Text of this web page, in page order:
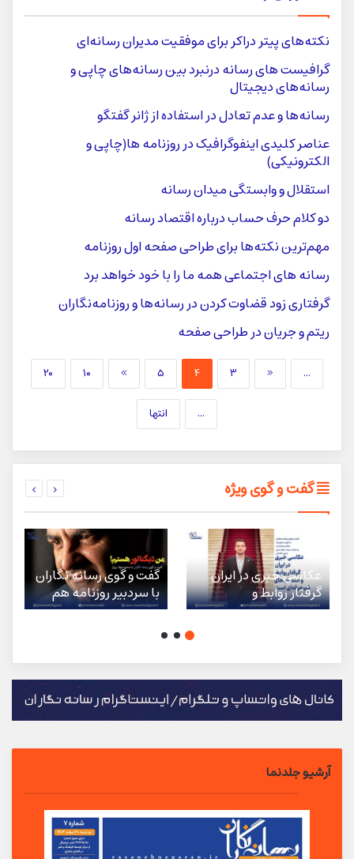
نکته‌های پیتر دراکر برای موفقیت مدیران رسانه‌ای
گرافیست های رسانه درنبرد بین رسانه‌های چاپی و
رسانه‌های دیجیتال
رسانه‌ها و عدم تعادل در استفاده از ژانر گفتگو
عناصر کلیدی اینفوگرافیک ‌در روزنامه‌ ها(چاپی و
الکترونیکی)
استقلال و وابستگی میدان رسانه
دو کلام حرف حساب درباره اقتصاد رسانه
مهم‌ترین نکته‌ها برای طراحی صفحه اول روزنامه
رسانه های اجتماعی همه ما را با خود خواهد برد
گرفتاری زود قضاوت کردن در رسانه‌ها و روزنامه‌نگاران
ریتم و جریان در طراحی صفحه
...
« ۳ ۴ ۵ » ۱۰ ۲۰
... انتها
گفت و گوی ویژه
عکاسی خبری در ایران
گرفتار روابط و
انتصاب‌های غیرحرفه‌ای
گفت و گوی رسانه نگاران
با سردبیر روزنامه هم
میهن درباره راه طی شده
آرشیو جلدنما